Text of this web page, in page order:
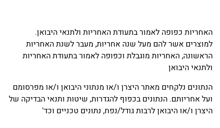
האחריות כפופה לאמור בתעודת האחריות ולתנאי היבואן.
למוצרים אשר להם מעל שנה אחריות, מעבר לשנת האחריות
הראשונה, האחריות מוגבלת וכפופה לאמור בתעודת האחריות
ולתנאי היבואן
הנתונים נלקחים מאתר היצרן ו/או מנתוני היבואן ו/או מפרסומם
ועל אחריותם. הנתונים בכפוף להגדרות, שיטות ותנאי הבדיקה של
היצרן ו/או היבואן לרבות גודל/נפח, נתונים טכניים וכד'